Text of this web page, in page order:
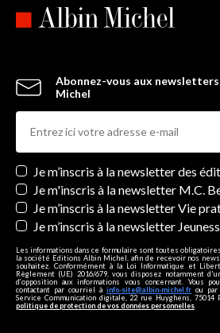
Abonnez-vous aux
Michel
Newsletters
Je m’inscris à la newsletter des
Je m'inscris à la newsletter M.C.
Je m’inscris à la newsletter Vie
Je m’inscris à la newsletter
Les informations dans ce formulaire sont toutes
la société Editions Albin Michel, afin de recevoir nos
souhaitez. Conformément à la Loi Informatique et
Règlement (UE) 2016/679, vous disposez notamment
d’opposition aux informations vous concernant. Vous
contactant par courriel à info-site@albin-michel.fr ou
Service Communication digitale, 22 rue Huyghens, 75014
politique de protection de vos données personnelles